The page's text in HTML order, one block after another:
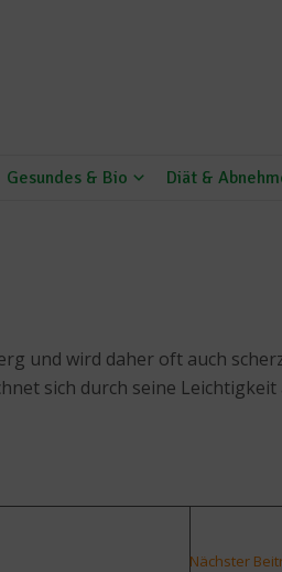
Gesundes & Bio Diät &
und wird daher oft auch
sich durch seine
Nächster